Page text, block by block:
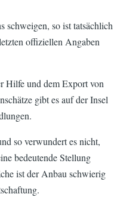
schweigen, so ist tatsächlich
offiziellen Angaben
Hilfe und dem Export von
gibt es auf der Insel
so verwundert es nicht,
bedeutende Stellung
ist der Anbau schwierig